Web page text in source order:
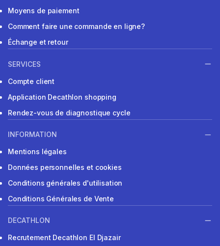
Moyens de paiement
Comment faire une commande en ligne?
Échange et retour
SERVICES
Compte client
Application Decathlon shopping
Rendez-vous de diagnostique cycle
INFORMATION
Mentions légales
Données personnelles et cookies
Conditions générales d'utilisation
Conditions Générales de Vente
DECATHLON
Recrutement Decathlon El Djazair